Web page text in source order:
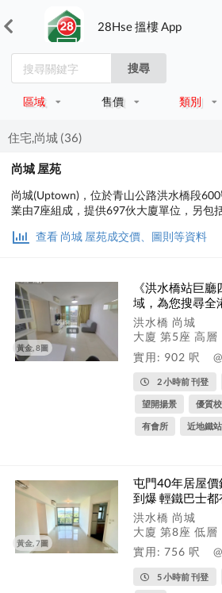
28Hse 搵樓 App
搜尋
區域 售價 類別
住宅,尚城 (36)
尚城 屋苑
尚城(Uptown)，位於青山公路洪水橋段
業由7座組成，提供697伙大廈單位，另包
示項目可望於日內取得售樓紙，於農曆年
查看 尚城 屋苑成交價、圖則等資料
黃金, 8圖
《洪水橋站巨
域，為您搜尋全
洪水橋 尚城
大廈 第5座 高層
實用: 902 呎
2 小時前 刊登
望開揚景 優質
有會所 近地鐵站
黃金, 7圖
屯門40年居屋
到爆 輕鐵巴士都
洪水橋 尚城
大廈 第8座 低層
實用: 756 呎
5 小時前 刊登